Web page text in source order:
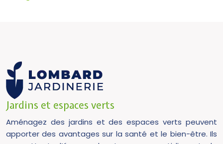
Jardins et espaces verts
Aménagez des jardins et des espaces verts peuvent
apporter des avantages sur la santé et le bien-être. Ils